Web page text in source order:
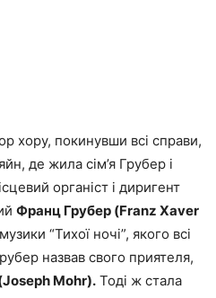
хору, покинувши всі справи,
де жила сім’я Грубер і
органіст і диригент
Франц Грубер (Franz Xaver
“Тихої ночі”, якого всі
назвав свого приятеля,
Mohr). Тоді ж стала